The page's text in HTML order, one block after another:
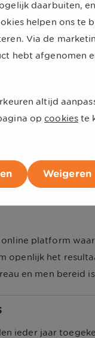
van gemiddeld
Beste
ook voor het
achter met een
van de
"Wij zijn
focus, niet op
maken en dat
online platform
openlijk het
en men bereid
ieder jaar
daarbuiten,
helpen ons te
Via de
hebt afgenomen
altijd
op cookies te
Weigeren